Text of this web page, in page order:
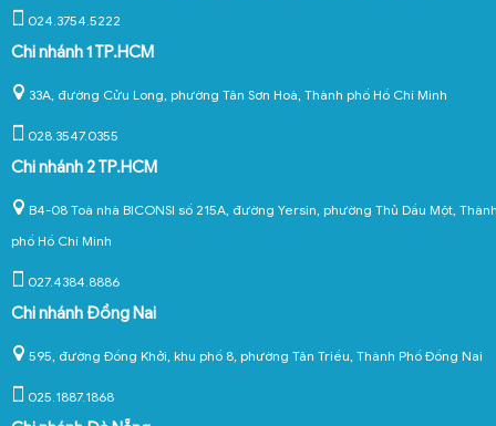
024.3754.5222
Chi nhánh 1 TP.HCM
33A, đường Cửu Long, phường Tân Sơn Hoà, Thành phố Hồ Chí Minh
028.3547.0355
Chi nhánh 2 TP.HCM
B4-08 Toà nhà BICONSI số 215A, đường Yersin, phường Thủ Dầu Một,
phố Hồ Chí Minh
027.4384.8886
Chi nhánh Đồng Nai
595, đường Đồng Khởi, khu phố 8, phường Tân Triều, Thành Phố Đồng Nai
025.1887.1868